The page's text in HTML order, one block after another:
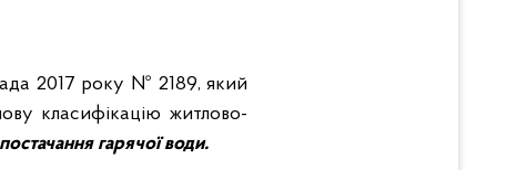
2017 року № 2189, який
класифікацію житлово-
гарячої води.